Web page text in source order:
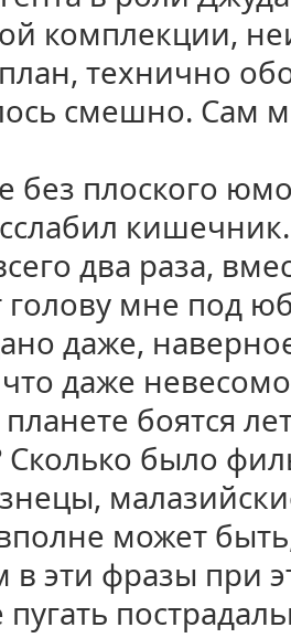
комплекции,
технично
смешно. Сам
без плоского
кишечник.
два раза,
голову мне под
даже,
что даже
боятся
Сколько было
может
эти фразы при